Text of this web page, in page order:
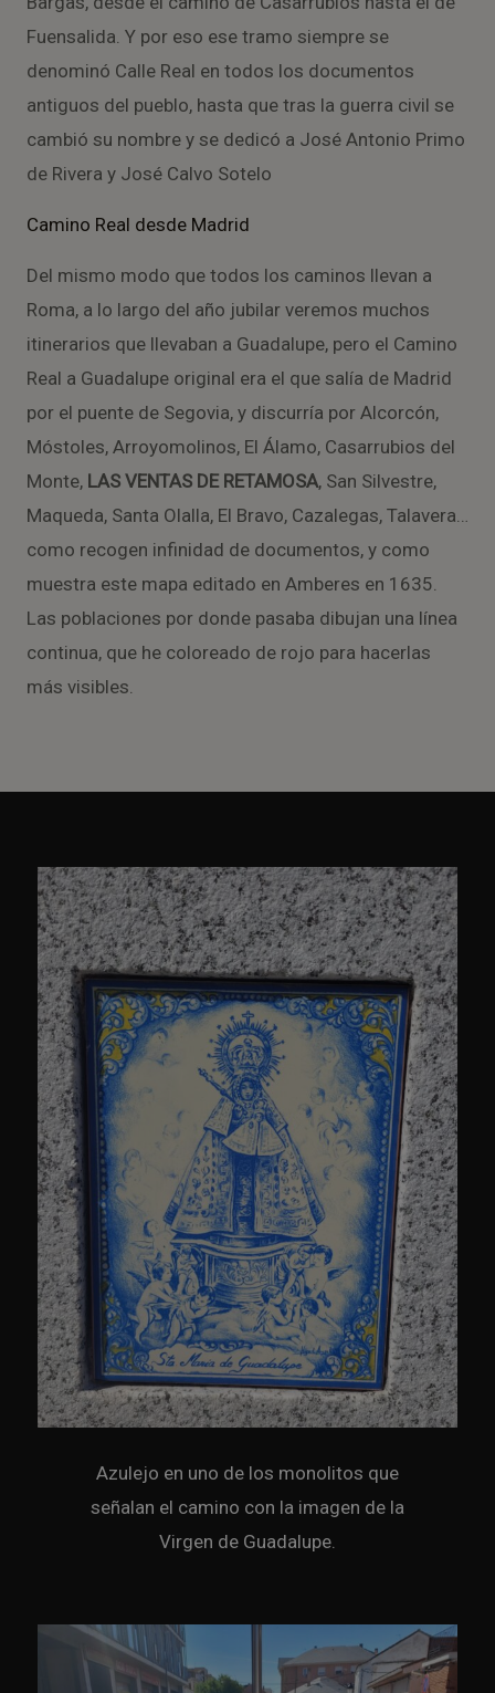
Fuensalida. Y por eso ese tramo siempre se
denominó Calle Real en todos los documentos
antiguos del pueblo, hasta que tras la guerra civil se
cambió su nombre y se dedicó a José Antonio Primo
de Rivera y José Calvo Sotelo
Camino Real desde Madrid
Del mismo modo que todos los caminos llevan a
Roma, a lo largo del año jubilar veremos muchos
itinerarios que llevaban a Guadalupe, pero el Camino
Real a Guadalupe original era el que salía de Madrid
por el puente de Segovia, y discurría por Alcorcón,
Móstoles, Arroyomolinos, El Álamo, Casarrubios del
Monte, LAS VENTAS DE RETAMOSA, San Silvestre,
Maqueda, Santa Olalla, El Bravo, Cazalegas, Talavera…
como recogen infinidad de documentos, y como
muestra este mapa editado en Amberes en 1635.
Las poblaciones por donde pasaba dibujan una línea
continua, que he coloreado de rojo para hacerlas
más visibles.
Azulejo en uno de los monolitos que
señalan el camino con la imagen de la
Virgen de Guadalupe.